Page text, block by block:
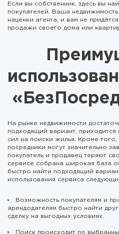
Если вы собственник, здесь вы
покупателей. Ваша недвижимость
наценки агента, и вам не
продажи своего дома или
На рынке недвижимости
подходящий вариант, приходится
сил на поиски жилья. Кроме
посредники могут значительно
покупатель и продавец теряют
сервисе собрана широкая база
быстро найти подходящий
использования сервиса
Возможность покупателям и
арендодателям быстро найти
сделку на выгодных условиях.
Поиск происходит по